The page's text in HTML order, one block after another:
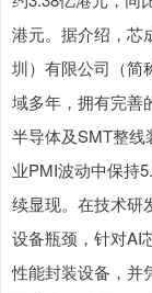
港元。据介绍，芯
圳）有限公司（简
域多年，拥有完善
半导体及SMT整线
业PMI波动中保持
续显现。在技术研
设备瓶颈，针对AI
性能封装设备，并